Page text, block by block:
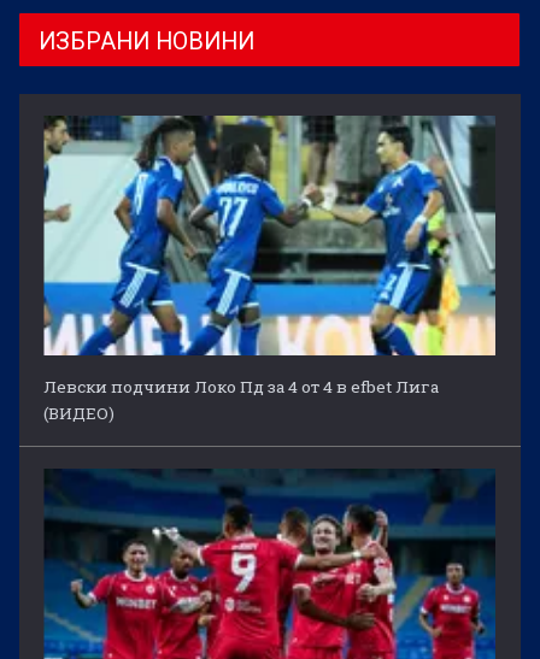
ИЗБРАНИ НОВИНИ
Левски подчини Локо Пд за 4 от 4 в efbet Лига
(ВИДЕО)